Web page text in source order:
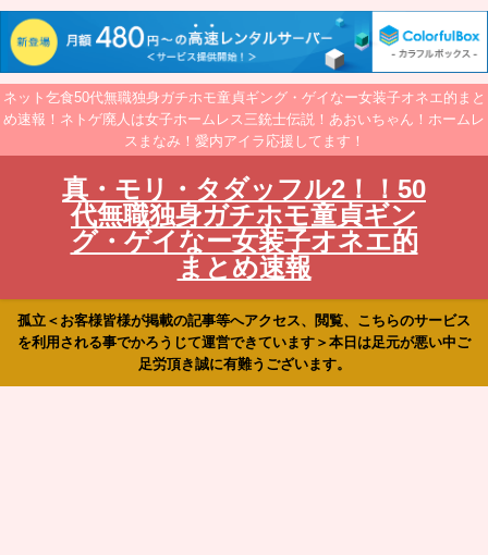
ネット乞食50代無職独身ガチホモ童貞ギング・ゲイなー女装子オネエ的まと
め速報！ネトゲ廃人は女子ホームレス三銃士伝説！あおいちゃん！ホームレ
スまなみ！愛内アイラ応援してます！
真・モリ・タダッフル2！！50
代無職独身ガチホモ童貞ギン
グ・ゲイなー女装子オネエ的
まとめ速報
孤立＜お客様皆様が掲載の記事等へアクセス、閲覧、こちらのサービス
を利用される事でかろうじて運営できています＞本日は足元が悪い中ご
足労頂き誠に有難うございます。